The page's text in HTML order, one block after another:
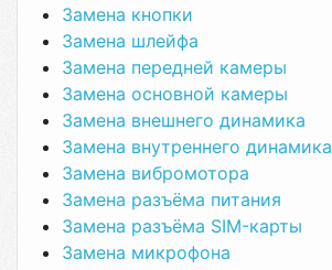
Замена кнопки
Замена шлейфа
Замена передней камеры
Замена основной камеры
Замена внешнего динамика
Замена внутреннего динамика
Замена вибромотора
Замена разъёма питания
Замена разъёма SIM-карты
Замена микрофона